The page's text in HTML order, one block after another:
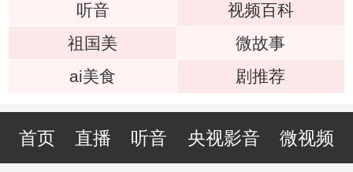
听音
视频百科
祖国美
微故事
ai美食
剧推荐
首页 直播 听音 央视影音 微视频